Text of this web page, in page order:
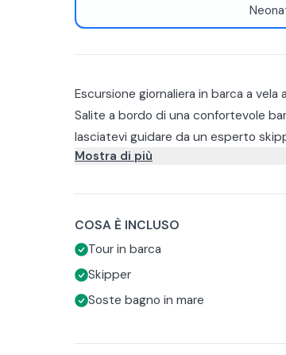
Escursione giornaliera in barca a vela
Salite a bordo di una confortevole
lasciatevi guidare da un esperto
luoghi che visiterete.
Navigando verso la Baia di Mondello
snorkeling, ammirando i fondali
La giornata sarà arricchita da un
Se le condizioni lo permetteranno,
Mostra di più
COSA È INCLUSO
Tour in barca
Skipper
Soste bagno in mare